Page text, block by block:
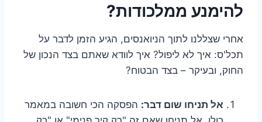
להימנע ממלכודות?
אחרי שצללנו לתוך הניואנסים, הגיע הזמן לדבר על
תכל'ס: איך לא ליפול? איך לוודא שאתם בצד הנכון של
החוק, ובעיקר – בצד הבטוח?
אל תניחו שום דבר: הפסקה הכי חשובה במאמר